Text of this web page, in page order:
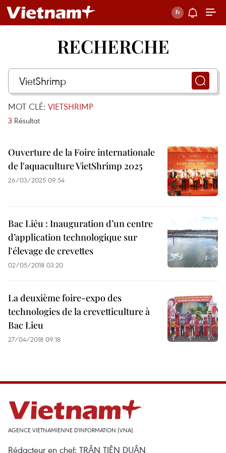
RECHERCHE
MOT CLÉ: VIETSHRIMP
3 Résultat
Ouverture de la Foire internationale
de l'aquaculture VietShrimp 2025
26/03/2025 09:54
Bac Liêu : Inauguration d’un centre
d’application technologique sur
l'élevage de crevettes
02/05/2018 03:20
La deuxième foire-expo des
technologies de la crevetticulture à
Bac Lieu
27/04/2018 09:18
AGENCE VIETNAMIENNE D'INFORMATION (VNA)
Rédacteur en chef: TRÂN TIÊN DUÂN